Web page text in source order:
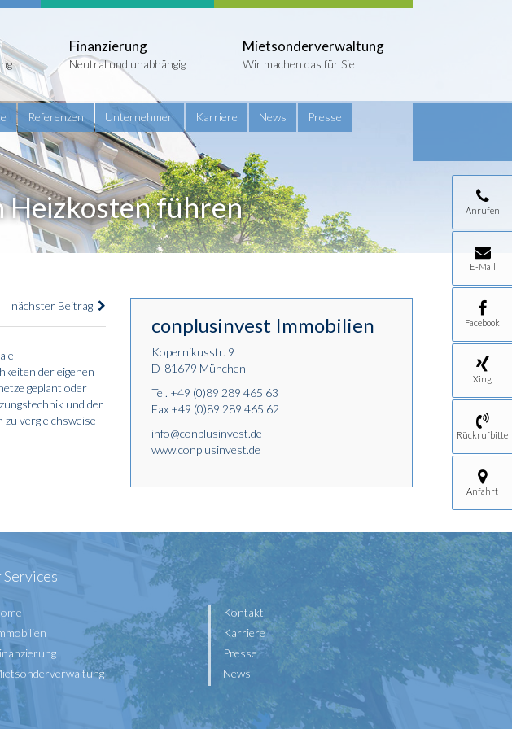
Finanzierung
Neutral und unabhängig
Mietsonderverwaltung
Wir machen das für Sie
Referenzen Unternehmen Karriere News Presse
Heizkosten führen Anrufen
E-Mail
Facebook
Xing
Rückrufbitte
Anfahrt
nächster Beitrag
der eigenen
geplant oder
und der
zu vergleichsweise
conplusinvest Immobilien
Kopernikusstr. 9
D-81679 München
Tel. +49 (0)89 289 465 63
Fax +49 (0)89 289 465 62
info@conplusinvest.de
www.conplusinvest.de
Services
Kontakt
Karriere
Presse
News